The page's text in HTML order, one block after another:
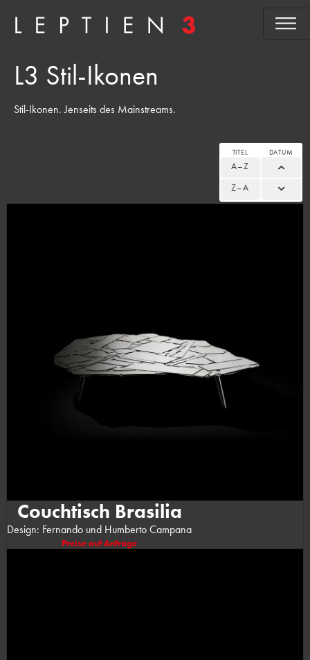
L3 Stil-Ikonen
Stil-Ikonen. Jenseits des Mainstreams.
TITEL
A–Z
Z–A
DATUM
Couchtisch Brasilia
Design: Fernando und Humberto Campana
Preise auf Anfrage